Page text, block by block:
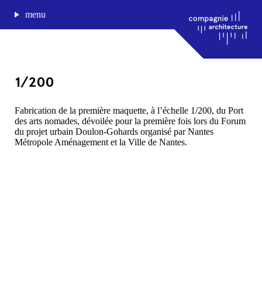
menu
journal de bord
projets
approche
agence
1/200
Fabrication de la première maquette, à l’échelle 1/200, du Port
des arts nomades, dévoilée pour la première fois lors du Forum
du projet urbain Doulon-Gohards organisé par Nantes
Métropole Aménagement et la Ville de Nantes.